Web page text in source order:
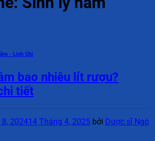
- Linh Chi
bao nhiêu lít rượu?
tiết
202414 Tháng 4, 2025 bởi Dược sĩ Ngô